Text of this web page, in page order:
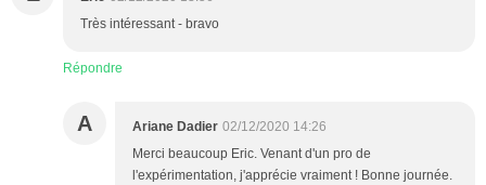
Très intéressant - bravo
Répondre
A Ariane Dadier 02/12/2020 14:26
Merci beaucoup Eric. Venant d'un pro de
l'expérimentation, j'apprécie vraiment ! Bonne journée.